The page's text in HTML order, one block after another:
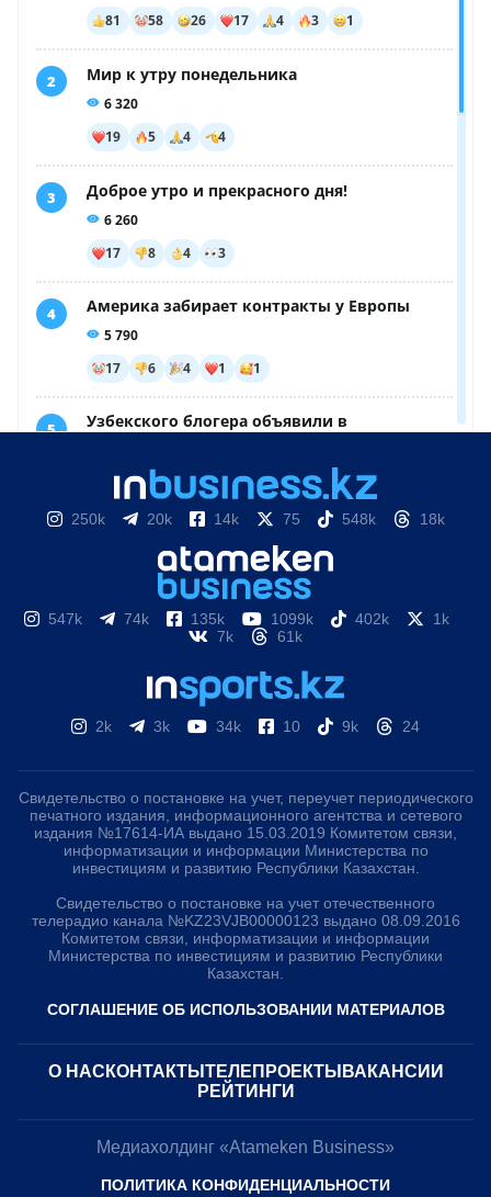
250k 20k 14k 75 548k 18k
547k 74k 135k 1099k 402k
1k
7k
61k
2k 3k 34k 10 9k 24
Свидетельство о постановке на учет, переучет периодического
печатного издания, информационного агентства и сетевого
издания №17614-ИА выдано 15.03.2019 Комитетом связи,
информатизации и информации Министерства по
инвестициям и развитию Республики Казахстан.
Свидетельство о постановке на учет отечественного
телерадио канала №KZ23VJB00000123 выдано 08.09.2016
Комитетом связи, информатизации и информации
Министерства по инвестициям и развитию Республики
Казахстан.
СОГЛАШЕНИЕ ОБ ИСПОЛЬЗОВАНИИ МАТЕРИАЛОВ
О НАС КОНТАКТЫ ТЕЛЕПРОЕКТЫ ВАКАНСИИ
РЕЙТИНГИ
Медиахолдинг «Atameken Business»
ПОЛИТИКА КОНФИДЕНЦИАЛЬНОСТИ